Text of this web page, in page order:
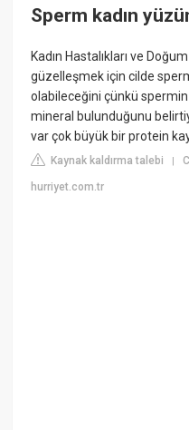
Sperm kadın
Kadın Hastalıkları ve
güzelleşmek için cilde
olabileceğini çünkü
mineral bulunduğunu
var çok büyük bir protein
Kaynak kaldırma talebi |
hurriyet.com.tr